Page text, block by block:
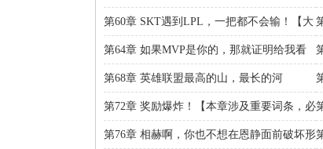
吧？
第60章 SKT遇到LPL，一把都不会输！【大
章求追读，求月票】
第64章 如果MVP是你的，那就证明给我看
第68章 英雄联盟最高的山，最长的河
第72章 奖励爆炸！【本章涉及重要词条，必
看】
第76章 相赫啊，你也不想在恩静面前破坏形